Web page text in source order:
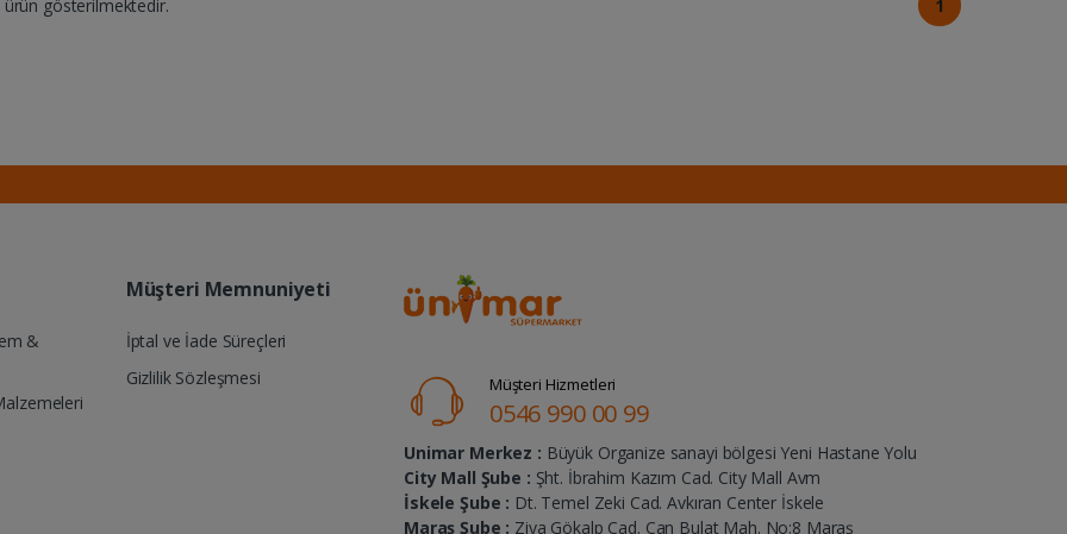
gösterilmektedir. 1
&
Müşteri Memnuniyeti
İptal ve İade Süreçleri
Gizlilik Sözleşmesi
Müşteri Hizmetleri
0546 990 00 99
Unimar Merkez : Büyük Organize sanayi bölgesi Yeni Hastane Yolu
City Mall Şube : Şht. İbrahim Kazım Cad. City Mall Avm
İskele Şube : Dt. Temel Zeki Cad. Avkıran Center İskele
Maraş Şube : Ziya Gökalp Cad. Can Bulat Mah. No:8 Maraş